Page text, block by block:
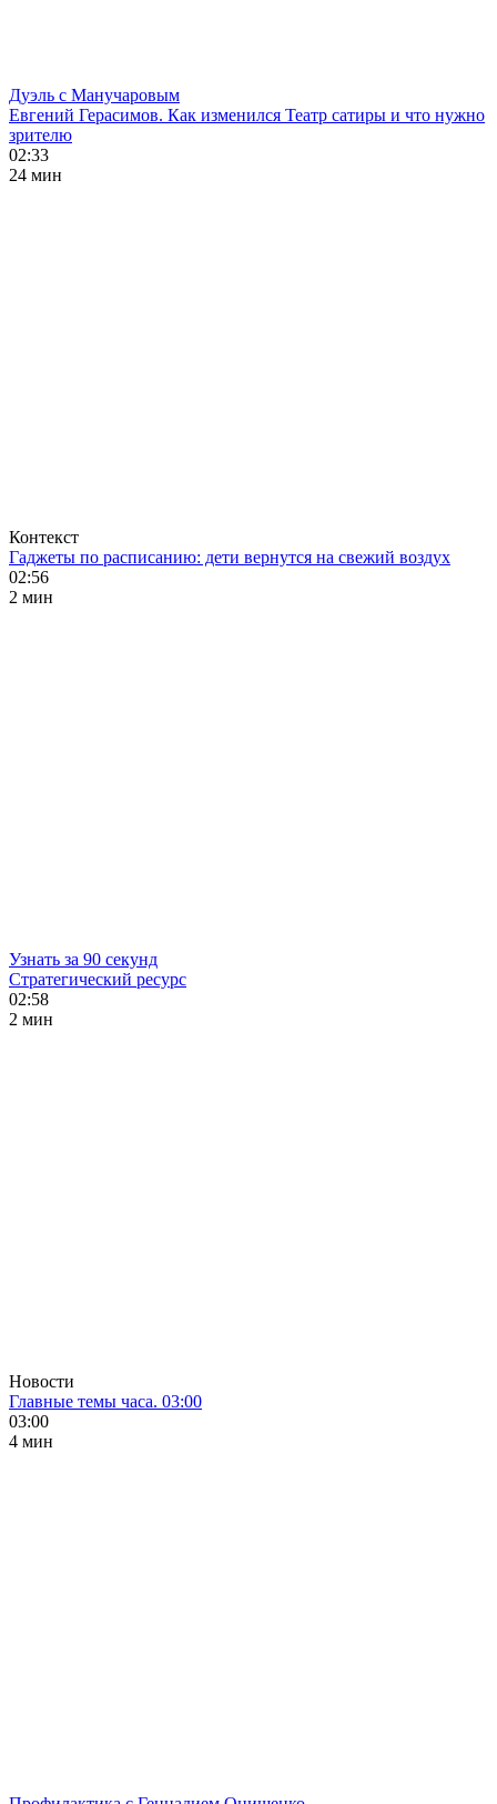
Дуэль с Манучаровым
Евгений Герасимов. Как изменился Театр сатиры и что нужно
зрителю
02:33
24 мин
Контекст
Гаджеты по расписанию: дети вернутся на свежий воздух
02:56
2 мин
Узнать за 90 секунд
Стратегический ресурс
02:58
2 мин
Новости
Главные темы часа. 03:00
03:00
4 мин